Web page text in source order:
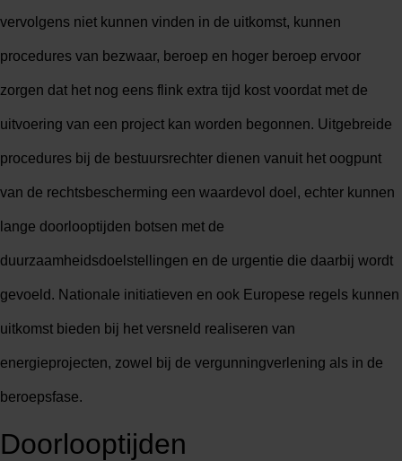
vervolgens niet kunnen vinden in de uitkomst, kunnen
procedures van bezwaar, beroep en hoger beroep ervoor
zorgen dat het nog eens flink extra tijd kost voordat met de
uitvoering van een project kan worden begonnen. Uitgebreide
procedures bij de bestuursrechter dienen vanuit het oogpunt
van de rechtsbescherming een waardevol doel, echter kunnen
lange doorlooptijden botsen met de
duurzaamheidsdoelstellingen en de urgentie die daarbij wordt
gevoeld. Nationale initiatieven en ook Europese regels kunnen
uitkomst bieden bij het versneld realiseren van
energieprojecten, zowel bij de vergunningverlening als in de
beroepsfase.
Doorlooptijden